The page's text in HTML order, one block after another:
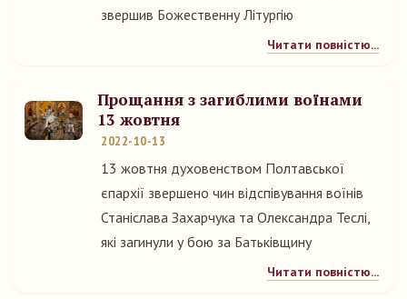
звершив Божественну Літургію
Читати повністю...
Прощання з загиблими воїнами
13 жовтня
2022-10-13
13 жовтня духовенством Полтавської
єпархії звершено чин відспівування воїнів
Станіслава Захарчука та Олександра Теслі,
які загинули у бою за Батьківщину
Читати повністю...